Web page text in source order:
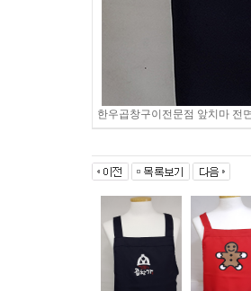
한우곱창구이전문점 앞치마 전